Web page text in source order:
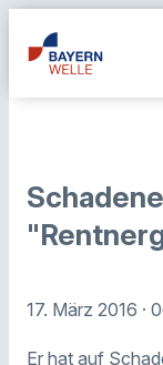
17. März 2016 ·
Er hat auf